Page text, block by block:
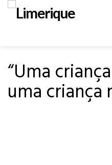
“Uma
uma criança